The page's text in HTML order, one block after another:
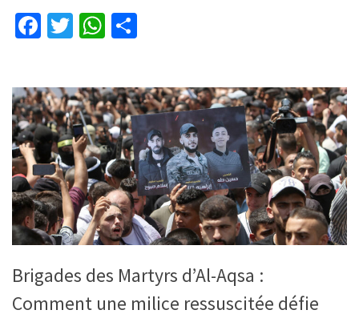
Facebook
TwitterWhatsApp
Brigades des Martyrs d’Al-Aqsa :
Comment une milice ressuscitée défie